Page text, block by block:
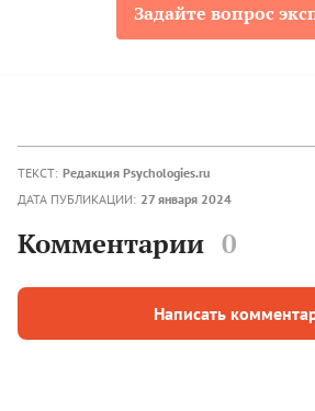
Задайте вопрос
ТЕКСТ: Редакция Psychologies.ru
ДАТА ПУБЛИКАЦИИ: 27 января 2024
Комментарии 0
Написать